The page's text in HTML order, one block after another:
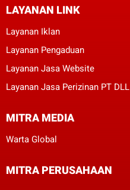
LAYANAN LINK
Layanan Iklan
Layanan Pengaduan
Layanan Jasa Website
Layanan Jasa Perizinan PT DLL
MITRA MEDIA
Warta Global
MITRA PERUSAHAAN